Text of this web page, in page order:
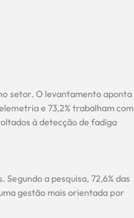
setor. O levantamento aponta
e 73,2% trabalham com
à detecção de fadiga
a pesquisa, 72,6% das
gestão mais orientada por